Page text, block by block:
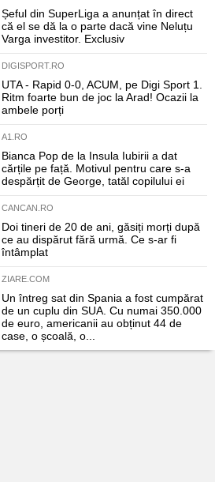
Șeful din SuperLiga a anunțat în direct
că el se dă la o parte dacă vine Neluțu
Varga investitor. Exclusiv
DIGISPORT.RO
UTA - Rapid 0-0, ACUM, pe Digi Sport 1.
Ritm foarte bun de joc la Arad! Ocazii la
ambele porți
A1.RO
Bianca Pop de la Insula Iubirii a dat
cărțile pe față. Motivul pentru care s-a
despărțit de George, tatăl copilului ei
CANCAN.RO
Doi tineri de 20 de ani, găsiți morți după
ce au dispărut fără urmă. Ce s-ar fi
întâmplat
ZIARE.COM
Un întreg sat din Spania a fost cumpărat
de un cuplu din SUA. Cu numai 350.000
de euro, americanii au obținut 44 de
case, o școală, o...